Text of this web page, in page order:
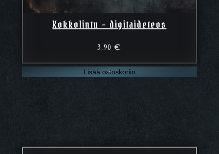
Kokkolintu – digitaideteos
3,90€
Lisää ostoskoriin